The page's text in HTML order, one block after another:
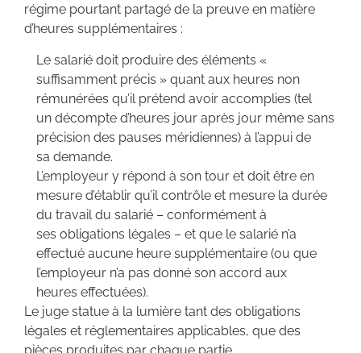
régime pourtant partagé de la preuve en matière
d’heures supplémentaires :
Le salarié doit produire des éléments «
suffisamment précis » quant aux heures non
rémunérées qu’il prétend avoir accomplies (tel
un décompte d’heures jour après jour même sans
précision des pauses méridiennes) à l’appui de
sa demande.
L’employeur y répond à son tour et doit être en
mesure d’établir qu’il contrôle et mesure la durée
du travail du salarié – conformément à
ses obligations légales – et que le salarié n’a
effectué aucune heure supplémentaire (ou que
l’employeur n’a pas donné son accord aux
heures effectuées).
Le juge statue à la lumière tant des obligations
légales et réglementaires applicables, que des